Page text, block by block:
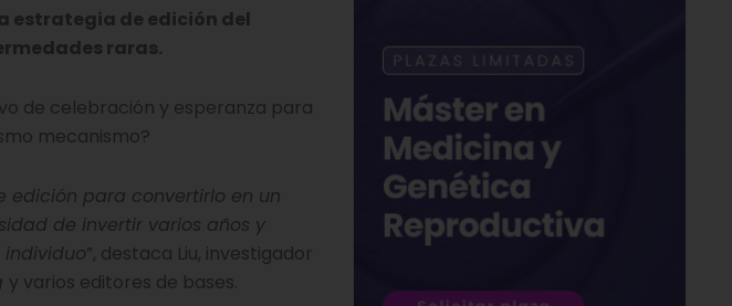
estrategia de edición del
raras.
de celebración y esperanza para
mecanismo?
edición para convertirlo en un
de invertir varios años y
”, destaca Liu, investigador
y varios editores de bases.